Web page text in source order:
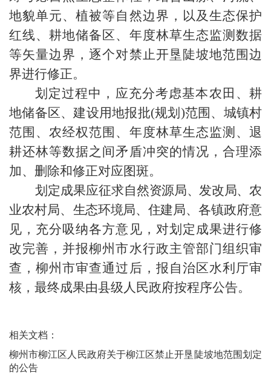
地貌单元、植被等自然边界，以及生态保护
红线、耕地储备区、年度林草生态监测数据
等矢量边界，逐个对禁止开垦陡坡地范围边
界进行修正。
划定过程中，应充分考虑基本农田、耕
地储备区、建设用地报批(规划 )范围、城镇村
范围、农经权范围、年度林草生态监测、退
耕还林等数据之间矛盾冲突的情况，合理添
加、删除和修正对应图斑。
划定成果应征求自然资源局、发改局、农
业农村局、 生态环境局、住建局、 各镇政府意
见，充分吸纳各方意见，对划定成果进行修
改完善，并报柳州市水行政主管部门组织审
查，柳州市审查通过后，报自治区水利厅审
核，最终成果由县级人民政府按程序公告。
相关文档：
柳州市柳江区人民政府关于柳江区禁止开垦陡坡地范围划定
的公告